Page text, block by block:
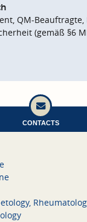
QM-
(gemäß §6
CONTACTS